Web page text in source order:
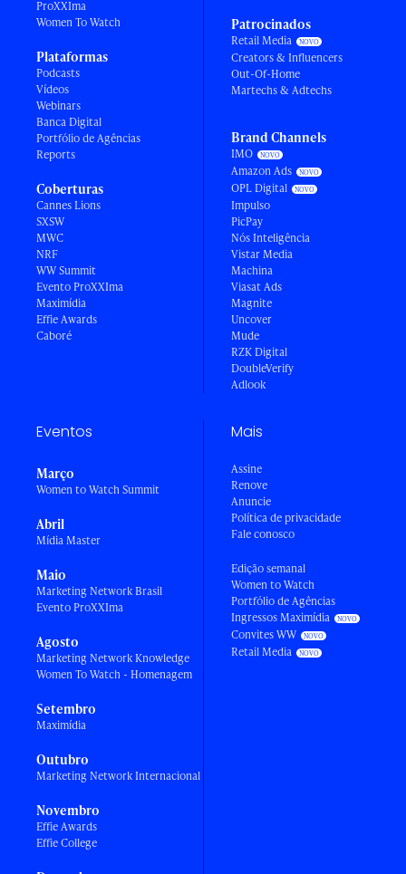
ProXXIma
Women To Watch
Plataformas
Podcasts
Vídeos
Webinars
Banca Digital
Portfólio de Agências
Reports
Coberturas
Cannes Lions
SXSW
MWC
NRF
WW Summit
Evento ProXXIma
Maximídia
Effie Awards
Caboré
Patrocinados
Retail Media
Creators & Influencers
Out-Of-Home
Martechs & Adtechs
Brand Channels
IMO
Amazon Ads
OPL Digital
Impulso
PicPay
Nós Inteligência
Vistar Media
Machina
Viasat Ads
Magnite
Uncover
Mude
RZK Digital
DoubleVerify
Adlook
Eventos
Março
Women to Watch Summit
Abril
Mídia Master
Maio
Marketing Network Brasil
Evento ProXXIma
Agosto
Marketing Network Knowledge
Women To Watch - Homenagem
Setembro
Maximídia
Outubro
Marketing Network Internacional
Novembro
Effie Awards
Effie College
Mais
Assine
Renove
Anuncie
Política de privacidade
Fale conosco
Edição semanal
Women to Watch
Portfólio de Agências
Ingressos Maximídia
Convites WW
Retail Media